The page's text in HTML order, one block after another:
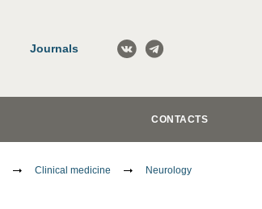
Journals
CONTACTS
Clinical medicine Neurology